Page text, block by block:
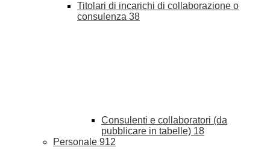
Titolari di incarichi di collaborazione o
consulenza 38
Consulenti e collaboratori (da
pubblicare in tabelle) 18
Personale 912